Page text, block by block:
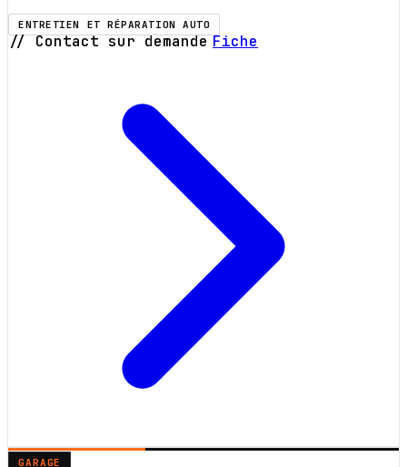
ENTRETIEN ET RÉPARATION AUTO
// Contact sur demande Fiche
GARAGE